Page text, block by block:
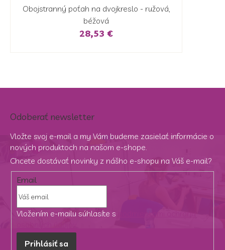
Obojstranný poťah na dvojkreslo - ružová,
béžová
28,53 €
Odoberať newsletter
Vložte svoj e-mail a my Vám budeme zasielať informácie o
nových produktoch na našom e-shope.
Chcete dostávať novinky z nášho e-shopu na Váš e-mail?
Email
Vložením e-mailu súhlasíte s
Prihlásiť sa